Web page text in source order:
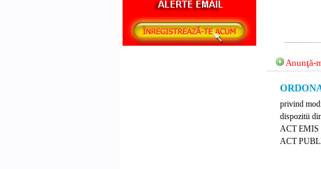
Anunţă-
privind
dispozitii
ACT
ACT